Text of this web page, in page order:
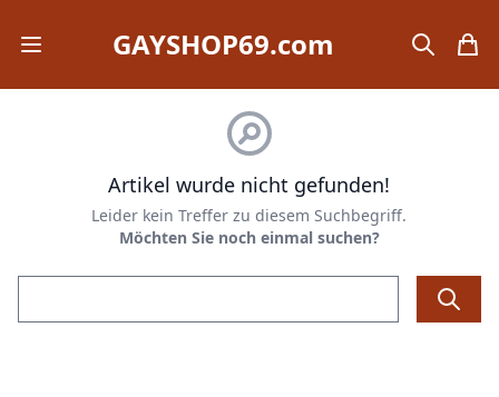
Open mobile menuGAYSHOP69.com search
Artikel wurde nicht gefunden!
Leider kein Treffer zu diesem Suchbegriff.
Möchten Sie noch einmal suchen?